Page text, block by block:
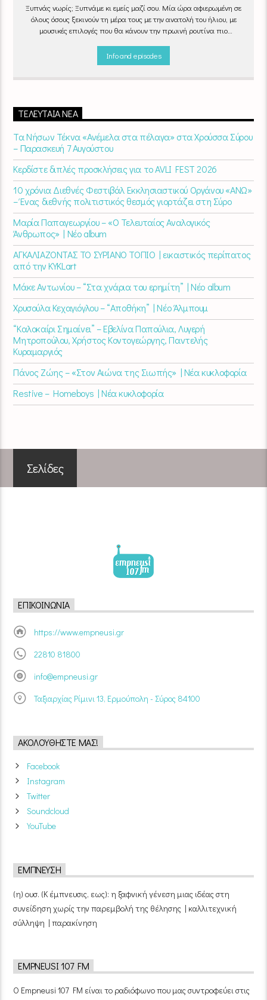
Ξυπνάς νωρίς; Ξυπνάμε κι εμείς μαζί σου. Μία ώρα αφιερωμένη σε
όλους όσους ξεκινούν τη μέρα τους με την ανατολή του ήλιου, με
μουσικές επιλογές που θα κάνουν την πρωινή ρουτίνα πιο
06:00 - 07:00 στον Empneusi 107 FM
Info and episodes
ΤΕΛΕΥΤΑΊΑ ΝΈΑ
Τα Νήσων Τέκνα «Ανέμελα στα πέλαγα» στα Χρούσσα Σύρου
– Παρασκευή 7 Αυγούστου
Κερδίστε διπλές προσκλήσεις για το AVLI FEST 2026
10 χρόνια Διεθνές Φεστιβάλ Εκκλησιαστικού Οργάνου «ΑΝΩ»
– Ένας διεθνής πολιτιστικός θεσμός γιορτάζει στη Σύρο​
Μαρία Παπαγεωργίου – «Ο Τελευταίος Αναλογικός
Άνθρωπος» | Νέο album
ΑΓΚΑΛΙΑΖΟΝΤΑΣ ΤΟ ΣΥΡΙΑΝΟ ΤΟΠΙΟ | εικαστικός περίπατος
από την KYKLart
Μάκε Αντωνίου – “Στα χνάρια του ερημίτη” | Νέο album
Χρυσούλα Κεχαγιόγλου – “Αποθήκη” | Νέο Άλμπουμ
“Καλοκαίρι Σημαίνει” – Εβελίνα Παπούλια, Λυγερή
Μητροπούλου, Χρήστος Κοντογεώργης, Παντελής
Κυραμαργιός
Πάνος Ζώης – «Στον Αιώνα της Σιωπής» | Νέα κυκλοφορία
Restive – Homeboys | Νέα κυκλοφορία
Σελίδες
ΕΠΙΚΟΙΝΩΝΊΑ
https://www.empneusi.gr
22810 81800
info@empneusi.gr
Ταξιαρχίας Ρίμινι 13, Ερμούπολη - Σύρος 84100
ΑΚΟΛΟΥΘΉΣΤΕ ΜΑΣ!
Facebook
Instagram
Twitter
Soundcloud
YouTube
ΈΜΠΝΕΥΣΗ
(η) ουσ. (Κ έμπνευσις, εως): η ξαφνική γένεση μιας ιδέας στη
συνείδηση χωρίς την παρεμβολή της θέλησης | καλλιτεχνική
σύλληψη | παρακίνηση
EMPNEUSI 107 FM
Ο Empneusi 107 FM είναι το ραδιόφωνο που μας συντροφεύει στις